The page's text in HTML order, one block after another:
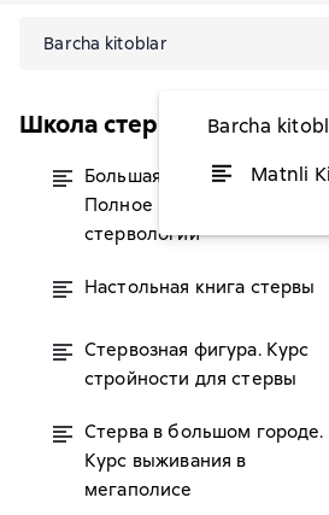
Barcha kitoblar
Barcha
Matnli
Школа стервы
Большая книга стервы.
Полное пособие по
стервологии
Настольная книга стервы
Стервозная фигура. Курс
стройности для стервы
Стерва в большом городе.
Курс выживания в
мегаполисе